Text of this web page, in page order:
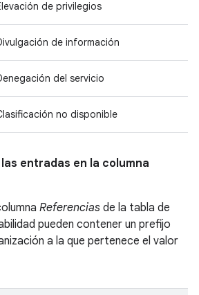
de privilegios
de información
del servicio
no disponible
entradas en la columna
Referencias de la tabla de
pueden contener un prefijo
a la que pertenece el valor